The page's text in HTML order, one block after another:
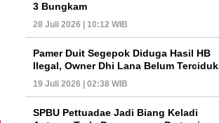
3 Bungkam
28 Juli 2026 | 10:12 WIB
Pamer Duit Segepok Diduga Hasil HB
Ilegal, Owner Dhi Lana Belum Terciduk
19 Juli 2026 | 02:38 WIB
SPBU Pettuadae Jadi Biang Keladi